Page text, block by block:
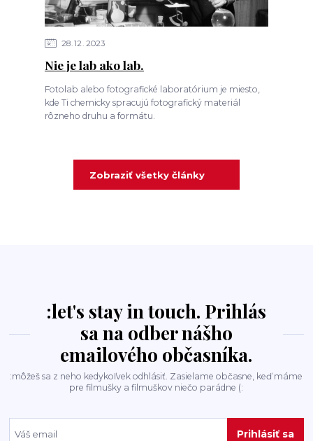
28 12 2023
Nie je lab ako lab.
Fotolab alebo fotografické laboratórium je miesto,
kde Ti chemicky spracujú fotografický materiál
rôzneho druhu a formátu.
Zobraziť všetky články
:let's stay in touch. Prihlás
sa na odber nášho
emailového občasníka.
:môžeš sa z neho kedykoľvek odhlásiť. Zasielame občasne, keď máme
pre filmušky a filmuškov niečo parádne (:
Prihlásiť sa